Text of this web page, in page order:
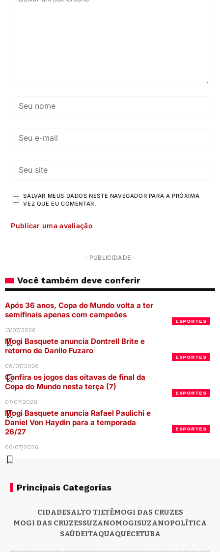
SALVAR MEUS DADOS NESTE NAVEGADOR PARA A PRÓXIMA
VEZ QUE EU COMENTAR.
- PUBLICIDADE -
Você também deve conferir
ESPORTES
Após 36 anos, Copa do Mundo volta a ter
semifinais apenas com campeões
13/07/2026
ESPORTES
Mogi Basquete anuncia Dontrell Brite e
retorno de Danilo Fuzaro
08/07/2026
ESPORTES
Confira os jogos das oitavas de final da
Copa do Mundo nesta terça (7)
07/07/2026
ESPORTES
Mogi Basquete anuncia Rafael Paulichi e
Daniel Von Haydin para a temporada
26/27
06/07/2026
Principais Categorias
CIDADESALTO TIETÊMOGI DAS CRUZES
MOGI DAS CRUZESSUZANOMOGISUZANOPOLÍTICA
SAÚDEITAQUAQUECETUBA